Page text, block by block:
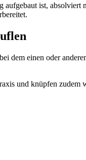
ist,
dem einen oder
und knüpfen